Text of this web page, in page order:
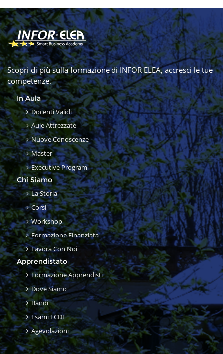
Scopri di più sulla formazione di INFOR ELEA, accresci le tue
competenze.
In Aula
Docenti Validi
Aule Attrezzate
Nuove Conoscenze
Master
Executive Program
Chi Siamo
La Storia
Corsi
Workshop
Formazione Finanziata
Lavora Con Noi
Apprendistato
Formazione Apprendisti
Dove Siamo
Bandi
Esami ECDL
Agevolazioni